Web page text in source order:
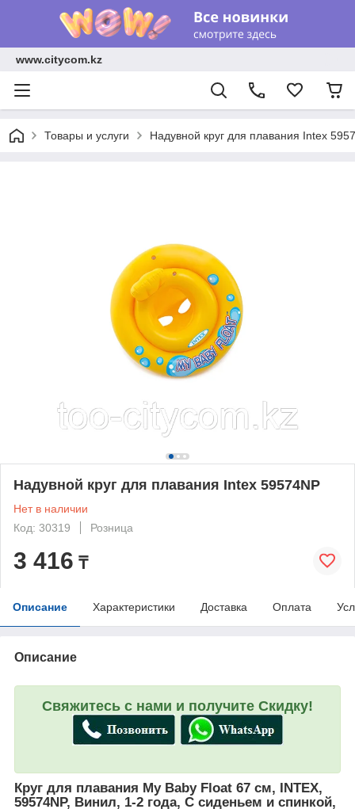
www.citycom.kz
Товары и услуги Надувной круг для плавания Intex
Надувной круг для плавания Intex 59574NP
Нет в наличии
Код: 30319
Розница
3 416 ₸
Описание Характеристики Доставка Оплата
Описание
Свяжитесь с нами и получите Скидку!
Круг для плавания My Baby Float 67 см, INTEX,
59574NP, Винил, 1-2 года, С сиденьем и спинкой,